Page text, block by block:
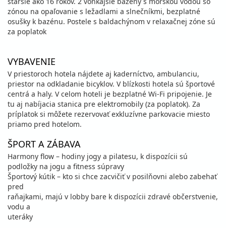
zónou na opaľovanie s ležadlami a slnečníkmi, bezplatné
osušky k bazénu. Postele s baldachýnom v relaxačnej zóne sú
za poplatok
VYBAVENIE
V priestoroch hotela nájdete aj kaderníctvo, ambulanciu,
priestor na odkladanie bicyklov. V blízkosti hotela sú športové
centrá a haly. V celom hoteli je bezplatné Wi-Fi pripojenie. Je
tu aj nabíjacia stanica pre elektromobily (za poplatok). Za
príplatok si môžete rezervovať exkluzívne parkovacie miesto
priamo pred hotelom.
ŠPORT A ZÁBAVA
Harmony flow – hodiny jogy a pilatesu, k dispozícii sú
podložky na jogu a fitness súpravy
Športový kútik – kto si chce zacvičiť v posilňovni alebo zabehať
pred
raňajkami, majú v lobby bare k dispozícii zdravé občerstvenie,
vodu a
uteráky